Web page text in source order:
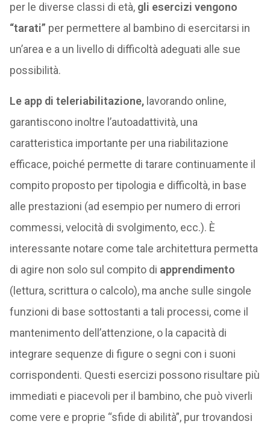
per le diverse classi di età, gli esercizi vengono
“tarati” per permettere al bambino di esercitarsi in
un’area e a un livello di difficoltà adeguati alle sue
possibilità.
Le app di teleriabilitazione,lavorando online,
garantiscono inoltre l’autoadattività, una
caratteristica importante per una riabilitazione
efficace, poiché permette di tarare continuamente il
compito proposto per tipologia e difficoltà, in base
alle prestazioni (ad esempio per numero di errori
commessi, velocità di svolgimento, ecc.). È
interessante notare come tale architettura permetta
di agire non solo sul compito di apprendimento
(lettura, scrittura o calcolo), ma anche sulle singole
funzioni di base sottostanti a tali processi, come il
mantenimento dell’attenzione, o la capacità di
integrare sequenze di figure o segni con i suoni
corrispondenti. Questi esercizi possono risultare più
immediati e piacevoli per il bambino, che può viverli
come vere e proprie “sfide di abilità”, pur trovandosi